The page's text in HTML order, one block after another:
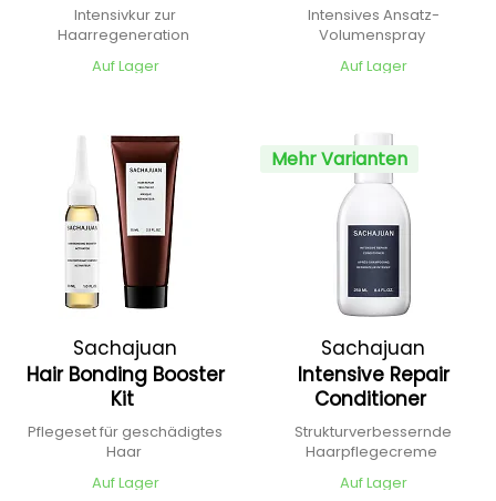
Intensivkur zur
Haarregeneration
Auf Lager
Intensives Ansatz-
Volumenspray
Auf Lager
Sachajuan
Hair Bonding Booster
Kit
Pflegeset für geschädigtes
Haar
Auf Lager
Mehr Varianten
Sachajuan
Intensive Repair
Conditioner
Strukturverbessernde
Haarpflegecreme
Auf Lager